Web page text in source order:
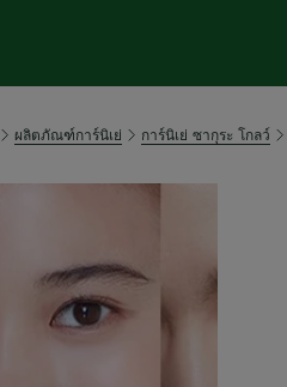
ผลิตภัณฑ์การ์นิเย่ การ์นิเย่ ซากุระ โกลว์